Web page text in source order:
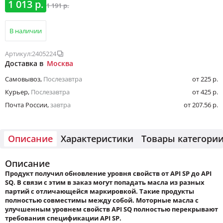
1 013 р. 1 191 р.
В наличии
Артикул:2405224
Доставка в Москва
Самовывоз, Послезавтра
от 225 р.
Курьер, Послезавтра
от 425 р.
Почта России,завтра от 207.56 р.
Описание Характеристики Товары
Описание
Продукт получил обновление уровня свойств от API SP до API
SQ. В связи с этим в заказ могут попадать масла из разных
партий с отличающейся маркировкой. Такие продукты
полностью совместимы между собой. Моторные масла с
улучшенным уровнем свойств API SQ полностью перекрывают
требования спецификации API SP.